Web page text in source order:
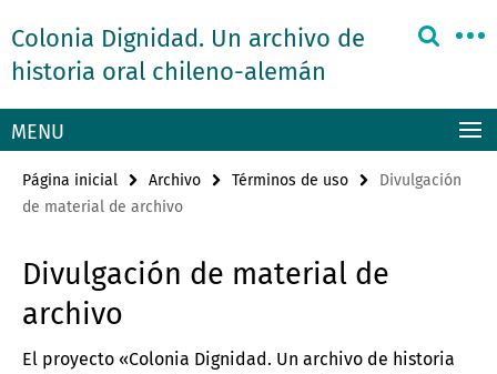
direkt
zu
Colonia Dignidad. Un archivo de
historia oral chileno-alemán
Herramientas
de
MENU
Página inicial Archivo Términos de uso
Divulgación
de material de archivo
Divulgación de material de
archivo
El proyecto «Colonia Dignidad. Un archivo de historia